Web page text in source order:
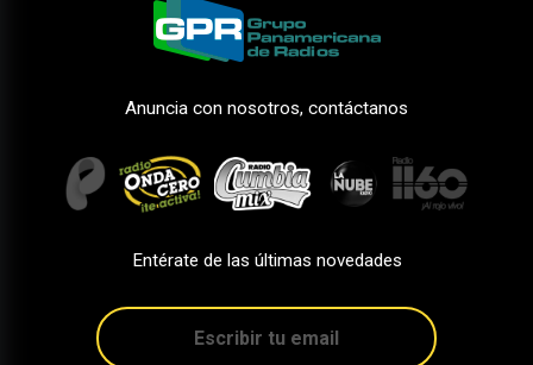
Anuncia con nosotros, contáctanos
Entérate de las últimas novedades